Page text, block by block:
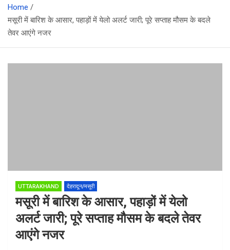
Home
मसूरी में बारिश के आसार, पहाड़ों में येलो अलर्ट जारी; पूरे सप्ताह मौसम के बदले
तेवर आएंगे नजर
UTTARAKHAND देहरादून/मसूरी
मसूरी में बारिश के आसार, पहाड़ों में येलो
अलर्ट जारी; पूरे सप्ताह मौसम के बदले तेवर
आएंगे नजर